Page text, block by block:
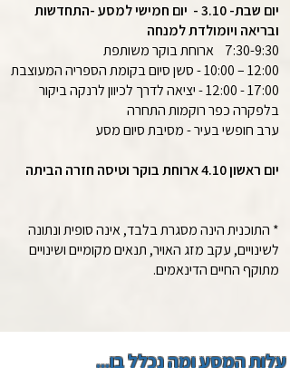
יום שבת- 3.10 - יום חמישי למסע -התחדשות
ובריאה ויומולדת למנחה
7:30-9:30 ארוחת בוקר משותפת
12:00 – 10:00 - סשן סיום בקומת הספריה המעוצבת
17:00 - 12:00 - יציאה לדרך לכיוון לרנקה ביקור
בלפקרה כפר רוקמות התחרה
ערב חופשי בעיר - מסיבת סיום מסע
יום ראשון 4.10 ארוחת בוקר וטיסה חזרה הביתה
* התוכנית הינה מסגרת בלבד, אינה סופית ונתונה
לשינויים, עקב מזג האויר, תנאים מקומיים ושינויים
מתוקף החיים הדינאמים.
עלות המסע ומה נכלל בו...